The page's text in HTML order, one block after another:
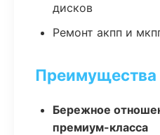
дисков
Ремонт акпп и
Преимущества
Бережное
премиум-класса